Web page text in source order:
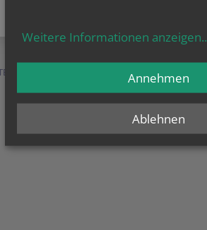
&
Weitere Informationen anzeigen
Ablehnen
Annehmen